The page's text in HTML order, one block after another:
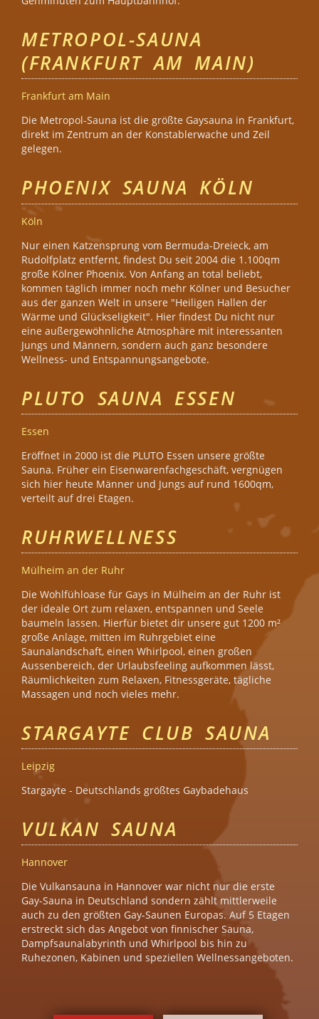
METROPOL-SAUNA
(FRANKFURT AM MAIN)
Frankfurt am Main
Die Metropol-Sauna ist die größte Gaysauna in Frankfurt,
direkt im Zentrum an der Konstablerwache und Zeil
gelegen.
PHOENIX SAUNA KÖLN
Köln
Nur einen Katzensprung vom Bermuda-Dreieck, am
Rudolfplatz entfernt, findest Du seit 2004 die 1.100qm
große Kölner Phoenix. Von Anfang an total beliebt,
kommen täglich immer noch mehr Kölner und Besucher
aus der ganzen Welt in unsere "Heiligen Hallen der
Wärme und Glückseligkeit". Hier findest Du nicht nur
eine außergewöhnliche Atmosphäre mit interessanten
Jungs und Männern, sondern auch ganz besondere
Wellness- und Entspannungsangebote.
PLUTO SAUNA ESSEN
Essen
Eröffnet in 2000 ist die PLUTO Essen unsere größte
Sauna. Früher ein Eisenwarenfachgeschäft, vergnügen
sich hier heute Männer und Jungs auf rund 1600qm,
verteilt auf drei Etagen.
RUHRWELLNESS
Mülheim an der Ruhr
Die Wohlfühloase für Gays in Mülheim an der Ruhr ist
der ideale Ort zum relaxen, entspannen und Seele
baumeln lassen. Hierfür bietet dir unsere gut 1200 m²
große Anlage, mitten im Ruhrgebiet eine
Saunalandschaft, einen Whirlpool, einen großen
Aussenbereich, der Urlaubsfeeling aufkommen lässt,
Räumlichkeiten zum Relaxen, Fitnessgeräte, tägliche
Massagen und noch vieles mehr.
STARGAYTE CLUB SAUNA
Leipzig
Stargayte - Deutschlands größtes Gaybadehaus
VULKAN SAUNA
Hannover
Die Vulkansauna in Hannover war nicht nur die erste
Gay-Sauna in Deutschland sondern zählt mittlerweile
auch zu den größten Gay-Saunen Europas. Auf 5 Etagen
erstreckt sich das Angebot von finnischer Sauna,
Dampfsaunalabyrinth und Whirlpool bis hin zu
Ruhezonen, Kabinen und speziellen Wellnessangeboten.